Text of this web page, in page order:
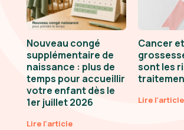
Nouveau congé
supplémentaire de
naissance : plus de
temps pour accueillir
votre enfant dès le
1er juillet 2026
Lire l'article
Cancer et
sont les
Lire l'article